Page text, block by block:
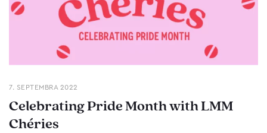
7. SEPTEMBRA 2022
Celebrating Pride Month with LMM
Chéries